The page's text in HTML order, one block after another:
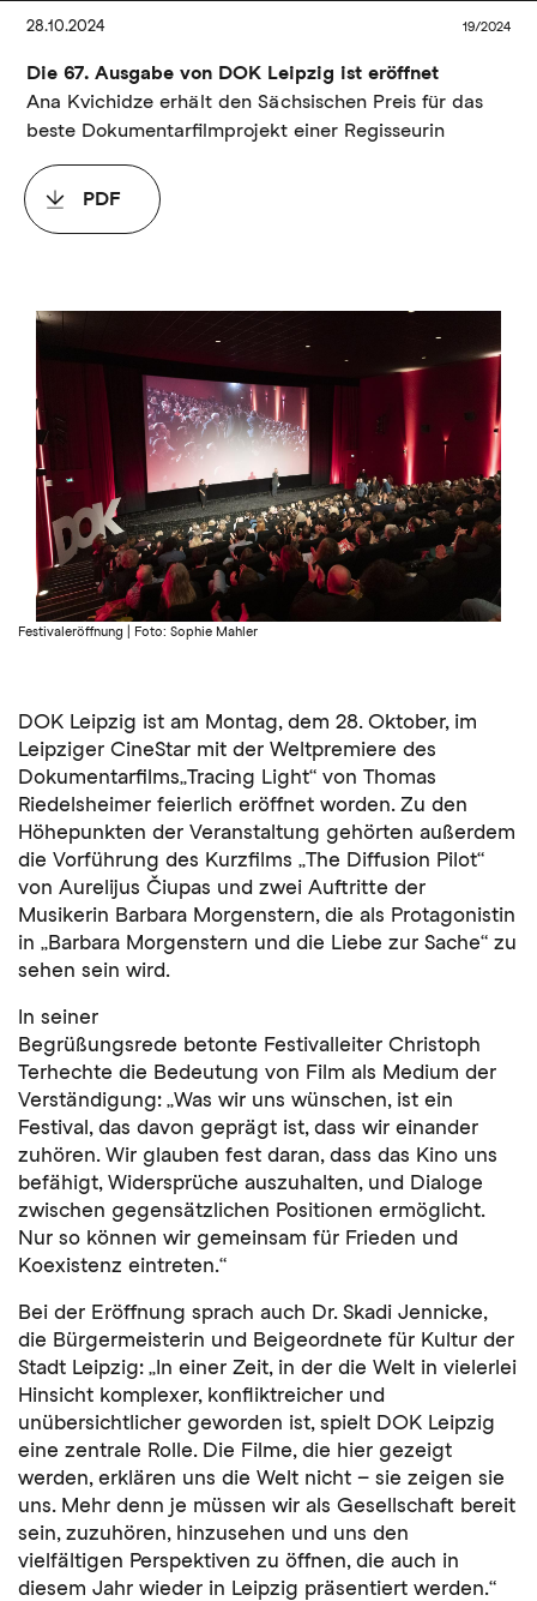
Direkt
Inhalt
28.10.2024 19/2024
Die 67. Ausgabe von DOK Leipzig ist eröffnet
Ana Kvichidze erhält den Sächsischen Preis für das
beste Dokumentarfilmprojekt einer Regisseurin
PDF
Festivaleröffnung | Foto: Sophie Mahler
DOK Leipzig ist am Montag, dem 28. Oktober, im
Leipziger CineStar mit der Weltpremiere des
Dokumentarfilms„Tracing Light“ von Thomas
Riedelsheimer feierlich eröffnet worden. Zu den
Höhepunkten der Veranstaltung gehörten außerdem
die Vorführung des Kurzfilms „The Diffusion Pilot“
von Aurelijus Čiupas und zwei Auftritte der
Musikerin Barbara Morgenstern, die als Protagonistin
in „Barbara Morgenstern und die Liebe zur Sache“ zu
sehen sein wird.
In seiner
Begrüßungsrede betonte Festivalleiter Christoph
Terhechte die Bedeutung von Film als Medium der
Verständigung: „Was wir uns wünschen, ist ein
Festival, das davon geprägt ist, dass wir einander
zuhören. Wir glauben fest daran, dass das Kino uns
befähigt, Widersprüche auszuhalten, und Dialoge
zwischen gegensätzlichen Positionen ermöglicht.
Nur so können wir gemeinsam für Frieden und
Koexistenz eintreten.“
Bei der Eröffnung sprach auch Dr. Skadi Jennicke,
die Bürgermeisterin und Beigeordnete für Kultur der
Stadt Leipzig: „In einer Zeit, in der die Welt in vielerlei
Hinsicht komplexer, konfliktreicher und
unübersichtlicher geworden ist, spielt DOK Leipzig
eine zentrale Rolle. Die Filme, die hier gezeigt
werden, erklären uns die Welt nicht – sie zeigen sie
uns. Mehr denn je müssen wir als Gesellschaft bereit
sein, zuzuhören, hinzusehen und uns den
vielfältigen Perspektiven zu öffnen, die auch in
diesem Jahr wieder in Leipzig präsentiert werden.“